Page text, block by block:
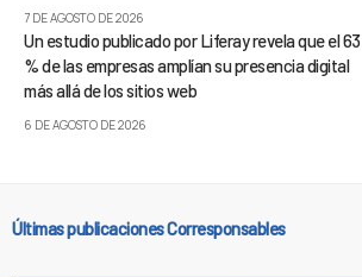
7 DE AGOSTO DE 2026
Un estudio publicado por Liferay revela que el 63
% de las empresas amplían su presencia digital
más allá de los sitios web
6 DE AGOSTO DE 2026
Últimas publicaciones Corresponsables